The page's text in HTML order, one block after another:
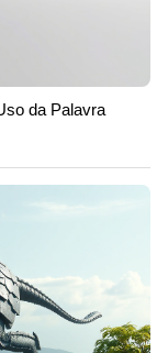
da Palavra